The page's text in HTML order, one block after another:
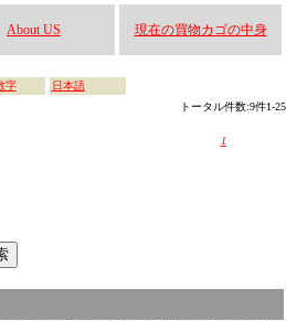
About US 現在の買物カゴの中身
字
日本語
トータル件数:9件1-25
1